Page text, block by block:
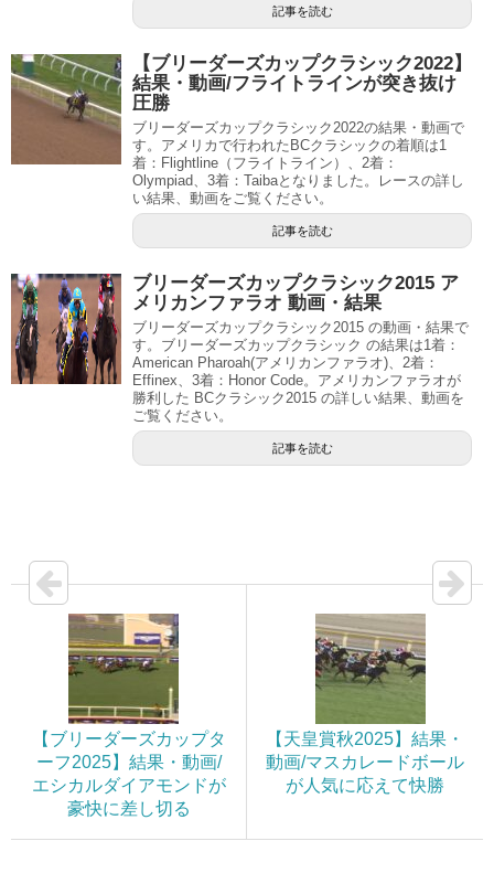
記事を読む
【ブリーダーズカップクラシック2022】
結果・動画/フライトラインが突き抜け
圧勝
ブリーダーズカップクラシック2022の結果・動画で
す。アメリカで行われたBCクラシックの着順は1
着：Flightline（フライトライン）、2着：
Olympiad、3着：Taibaとなりました。レースの詳し
い結果、動画をご覧ください。
記事を読む
ブリーダーズカップクラシック2015 ア
メリカンファラオ 動画・結果
ブリーダーズカップクラシック2015 の動画・結果で
す。ブリーダーズカップクラシック の結果は1着：
American Pharoah(アメリカンファラオ)、2着：
Effinex、3着：Honor Code。アメリカンファラオが
勝利した BCクラシック2015 の詳しい結果、動画を
ご覧ください。
記事を読む
【ブリーダーズカップタ
ーフ2025】結果・動画/
エシカルダイアモンドが
豪快に差し切る
【天皇賞秋2025】結果・
動画/マスカレードボール
が人気に応えて快勝